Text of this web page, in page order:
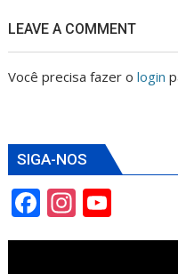
LEAVE A COMMENT
Você precisa fazer ologin
SIGA-NOS
F
ac
In
st o